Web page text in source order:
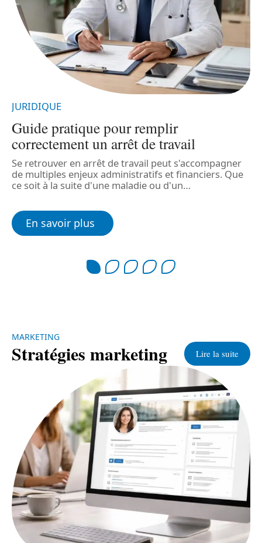
JURIDIQUE
Guide pratique pour remplir
correctement un arrêt de travail
Se retrouver en arrêt de travail peut s'accompagner
de multiples enjeux administratifs et financiers. Que
ce soit à la suite d'une maladie ou d'un…
En savoir plus
MARKETING
Stratégies marketing Lire la suite